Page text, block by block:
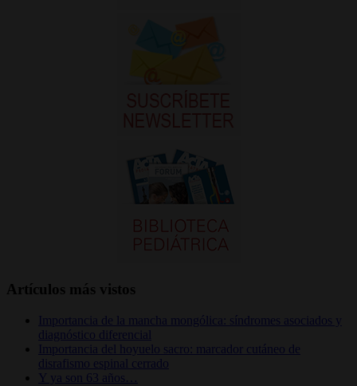
Artículos más vistos
Importancia de la mancha mongólica: síndromes asociados y
diagnóstico diferencial
Importancia del hoyuelo sacro: marcador cutáneo de
disrafismo espinal cerrado
Y ya son 63 años…